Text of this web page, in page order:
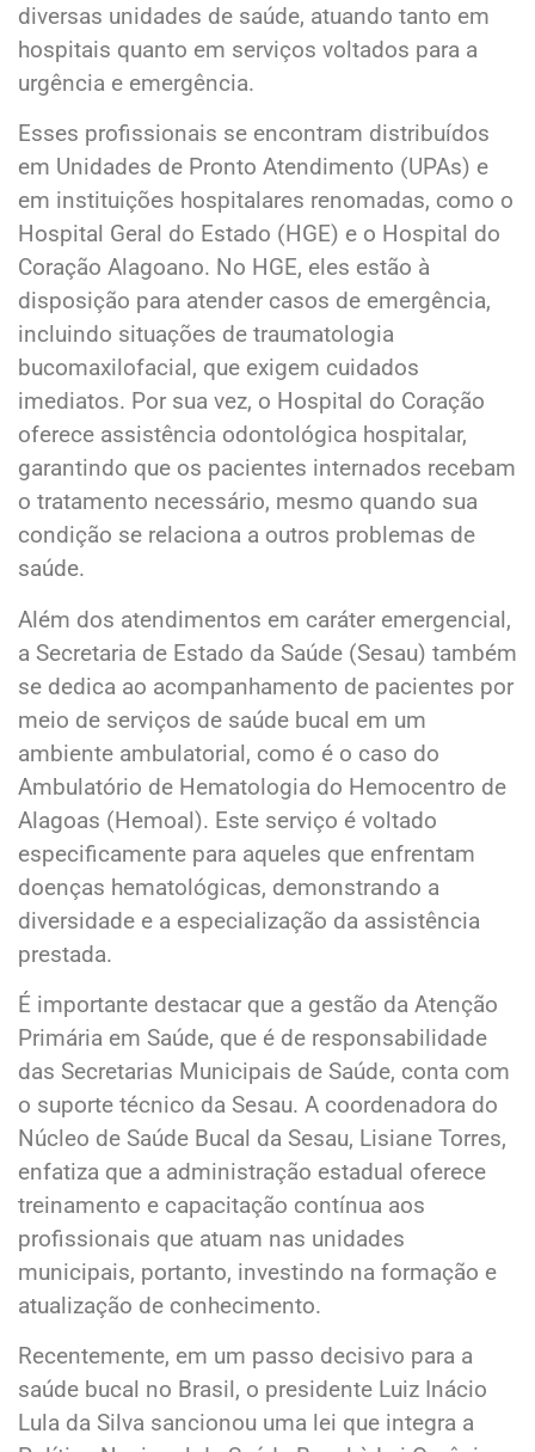
diversas unidades de saúde, atuando tanto em
hospitais quanto em serviços voltados para a
urgência e emergência.
Esses profissionais se encontram distribuídos
em Unidades de Pronto Atendimento (UPAs) e
em instituições hospitalares renomadas, como o
Hospital Geral do Estado (HGE) e o Hospital do
Coração Alagoano. No HGE, eles estão à
disposição para atender casos de emergência,
incluindo situações de traumatologia
bucomaxilofacial, que exigem cuidados
imediatos. Por sua vez, o Hospital do Coração
oferece assistência odontológica hospitalar,
garantindo que os pacientes internados recebam
o tratamento necessário, mesmo quando sua
condição se relaciona a outros problemas de
saúde.
Além dos atendimentos em caráter emergencial,
a Secretaria de Estado da Saúde (Sesau) também
se dedica ao acompanhamento de pacientes por
meio de serviços de saúde bucal em um
ambiente ambulatorial, como é o caso do
Ambulatório de Hematologia do Hemocentro de
Alagoas (Hemoal). Este serviço é voltado
especificamente para aqueles que enfrentam
doenças hematológicas, demonstrando a
diversidade e a especialização da assistência
prestada.
É importante destacar que a gestão da Atenção
Primária em Saúde, que é de responsabilidade
das Secretarias Municipais de Saúde, conta com
o suporte técnico da Sesau. A coordenadora do
Núcleo de Saúde Bucal da Sesau, Lisiane Torres,
enfatiza que a administração estadual oferece
treinamento e capacitação contínua aos
profissionais que atuam nas unidades
municipais, portanto, investindo na formação e
atualização de conhecimento.
Recentemente, em um passo decisivo para a
saúde bucal no Brasil, o presidente Luiz Inácio
Lula da Silva sancionou uma lei que integra a